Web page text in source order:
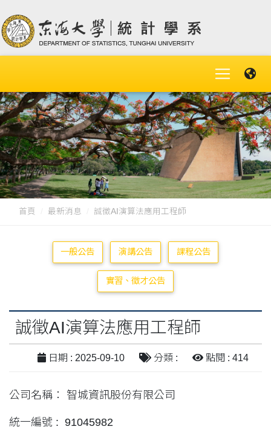
首頁 最新消息 誠徵AI演算法應用工程師
一般公告 演講公告 課程公告
實習、徵才公告
誠徵AI演算法應用工程師
日期 : 2025-09-10 分類 : 點閱 : 414
公司名稱： 智城資訊股份有限公司
統一編號 : 91045982